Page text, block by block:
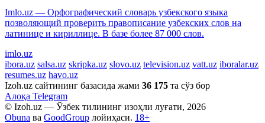
Imlo.uz — Орфографический словарь узбекского языка
позволяющий проверить правописание узбекских слов на
латинице и кириллице. В базе более 87 000 слов.
imlo.uz
ibora.uz salsa.uz skripka.uz slovo.uz television.uz vatt.uz iboralar.uz
resumes.uz havo.uz
Izoh.uz сайтининг базасида жами 36 175 та сўз бор
Алоқа Telegram
© Izoh.uz — Ўзбек тилининг изоҳли луғати, 2026
Obuna ва GoodGroup лойиҳаси. 18+